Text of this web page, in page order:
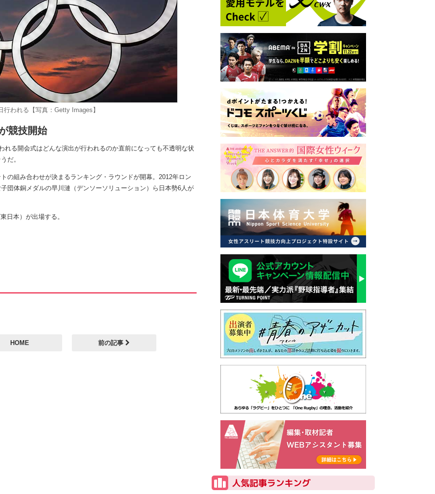
われる【写真：Getty Images】
競技開始
る開会式はどんな演出が行われるのか直前になっても不透明な状
だ。
組み合わせが決まるランキング・ラウンドが開幕。2012年ロン
団体銅メダルの早川漣（デンソーソリューション）ら日本勢6人が
本）が出場する。
HOME 前の記事